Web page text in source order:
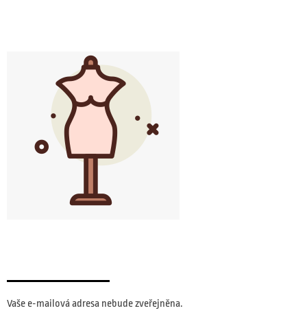
Vaše e-mailová adresa nebude zveřejněna.